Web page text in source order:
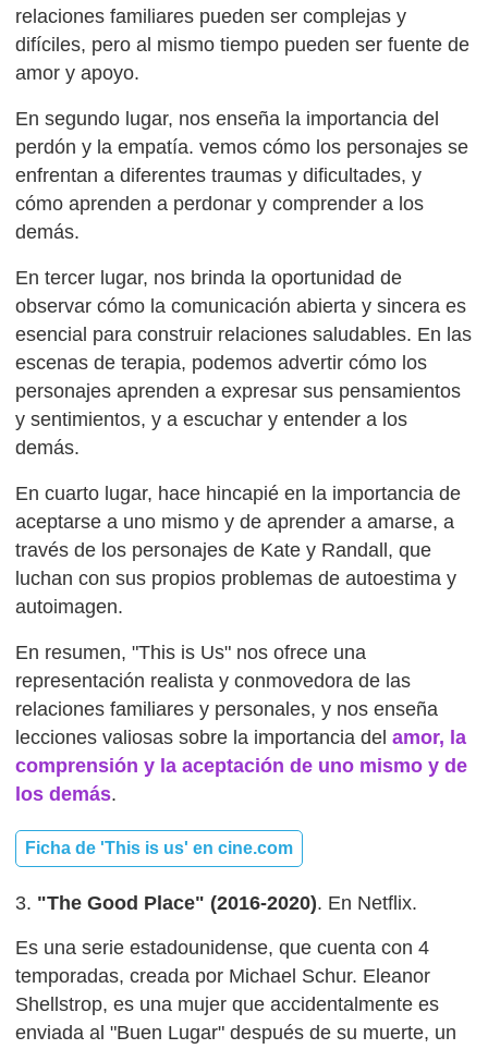
relaciones familiares pueden ser complejas y
difíciles, pero al mismo tiempo pueden ser fuente de
amor y apoyo.
En segundo lugar, nos enseña la importancia del
perdón y la empatía. vemos cómo los personajes se
enfrentan a diferentes traumas y dificultades, y
cómo aprenden a perdonar y comprender a los
demás.
En tercer lugar, nos brinda la oportunidad de
observar cómo la comunicación abierta y sincera es
esencial para construir relaciones saludables. En las
escenas de terapia, podemos advertir cómo los
personajes aprenden a expresar sus pensamientos
y sentimientos, y a escuchar y entender a los
demás.
En cuarto lugar, hace hincapié en la importancia de
aceptarse a uno mismo y de aprender a amarse, a
través de los personajes de Kate y Randall, que
luchan con sus propios problemas de autoestima y
autoimagen.
En resumen, "This is Us" nos ofrece una
representación realista y conmovedora de las
relaciones familiares y personales, y nos enseña
lecciones valiosas sobre la importancia delamor, la
comprensión y la aceptación de uno mismo y de
los demás.
Ficha de 'This is us' en cine.com
3. "The Good Place" (2016-2020). En Netflix.
Es una serie estadounidense, que cuenta con 4
temporadas, creada por Michael Schur. Eleanor
Shellstrop, es una mujer que accidentalmente es
enviada al "Buen Lugar" después de su muerte, un